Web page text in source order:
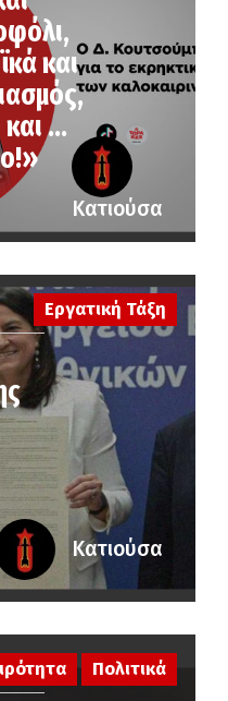
και
…
Κατιούσα
Εργατική Τάξη
Κατιούσα
Πολιτικά